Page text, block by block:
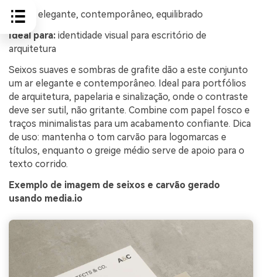
Clima:
elegante, contemporâneo, equilibrado
Ideal para: identidade visual para escritório de
arquitetura
Seixos suaves e sombras de grafite dão a este conjunto
um ar elegante e contemporâneo. Ideal para portfólios
de arquitetura, papelaria e sinalização, onde o contraste
deve ser sutil, não gritante. Combine com papel fosco e
traços minimalistas para um acabamento confiante. Dica
de uso: mantenha o tom carvão para logomarcas e
títulos, enquanto o greige médio serve de apoio para o
texto corrido.
Exemplo de imagem de seixos e carvão gerado
usando media.io